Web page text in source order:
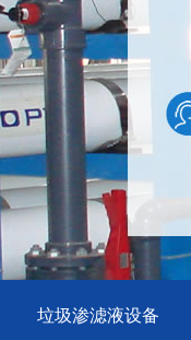
垃圾渗滤液设备